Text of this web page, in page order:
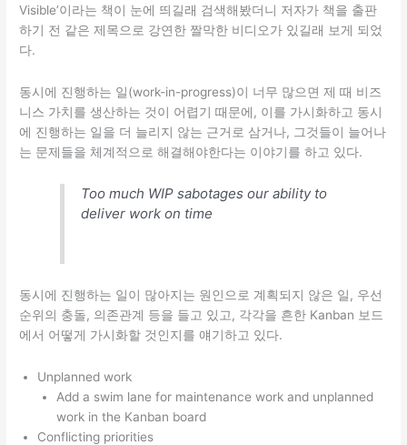
Visible’이라는 책이 눈에 띄길래 검색해봤더니 저자가 책을 출판
하기 전 같은 제목으로 강연한 짤막한 비디오가 있길래 보게 되었
다.
동시에 진행하는 일(work-in-progress)이 너무 많으면 제 때 비즈
니스 가치를 생산하는 것이 어렵기 때문에, 이를 가시화하고 동시
에 진행하는 일을 더 늘리지 않는 근거로 삼거나, 그것들이 늘어나
는 문제들을 체계적으로 해결해야한다는 이야기를 하고 있다.
Too much WIP sabotages our ability to
deliver work on time
동시에 진행하는 일이 많아지는 원인으로 계획되지 않은 일, 우선
순위의 충돌, 의존관계 등을 들고 있고, 각각을 흔한 Kanban 보드
에서 어떻게 가시화할 것인지를 얘기하고 있다.
Unplanned work
Add a swim lane for maintenance work and unplanned
work in the Kanban board
Conflicting priorities